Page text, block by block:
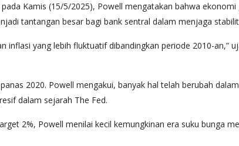
Kamis (15/5/2025), Powell mengatakan bahwa
tantangan besar bagi bank sentral dalam menjaga
yang lebih fluktuatif dibandingkan periode 2010-an,”
2020. Powell mengakui, banyak hal telah berubah
dalam sejarah The Fed.
2%, Powell menilai kecil kemungkinan era suku bunga